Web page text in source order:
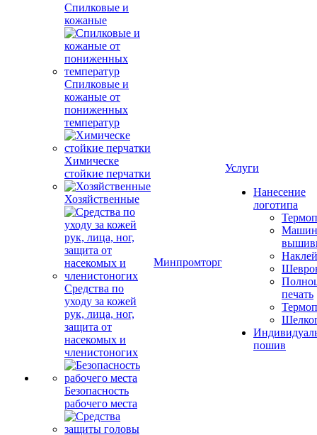
Спилковые и
кожаные
Спилковые и
кожаные от
пониженных
температур
Химическе
стойкие перчатки
Хозяйственные
Средства по
уходу за кожей
рук, лица, ног,
защита от
насекомых и
членистоногих
Безопасность
рабочего места
Минпромторг
Услуги
Нанесение
логотипа
печать
пошив